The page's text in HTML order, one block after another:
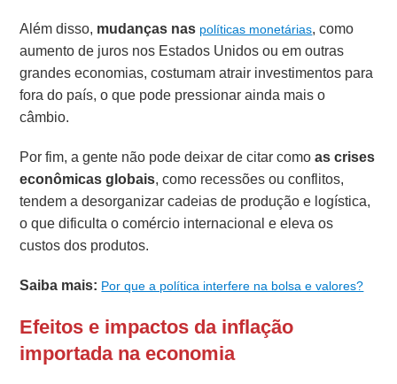
Além disso, mudanças nas políticas monetárias, como
aumento de juros nos Estados Unidos ou em outras
grandes economias, costumam atrair investimentos para
fora do país, o que pode pressionar ainda mais o
câmbio.
Por fim, a gente não pode deixar de citar comoas crises
econômicas globais, como recessões ou conflitos,
tendem a desorganizar cadeias de produção e logística,
o que dificulta o comércio internacional e eleva os
custos dos produtos.
Saiba mais: Por que a política interfere na bolsa e valores?
Efeitos e impactos da inflação
importada na economia